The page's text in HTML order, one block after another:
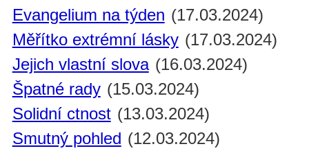
Evangelium na týden (17.03.2024)
Měřítko extrémní lásky (17.03.2024)
Jejich vlastní slova (16.03.2024)
Špatné rady (15.03.2024)
Solidní ctnost (13.03.2024)
Smutný pohled (12.03.2024)